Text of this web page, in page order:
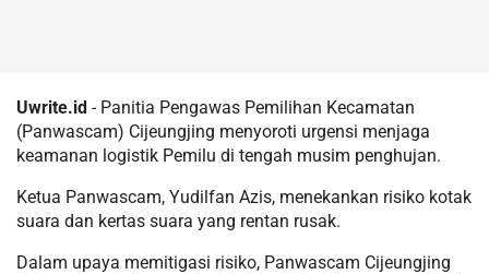
Uwrite.id - Panitia Pengawas Pemilihan Kecamatan
(Panwascam) Cijeungjing menyoroti urgensi menjaga
keamanan logistik Pemilu di tengah musim penghujan.
Ketua Panwascam, Yudilfan Azis, menekankan risiko kotak
suara dan kertas suara yang rentan rusak.
Dalam upaya memitigasi risiko, Panwascam Cijeungjing